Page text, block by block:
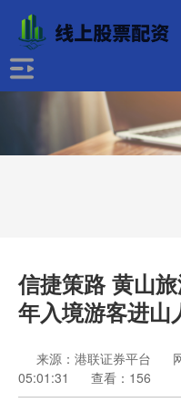
信捷策路 黄山
年入境游客进山
来源：港联证券平台
05:01:31
查看：156